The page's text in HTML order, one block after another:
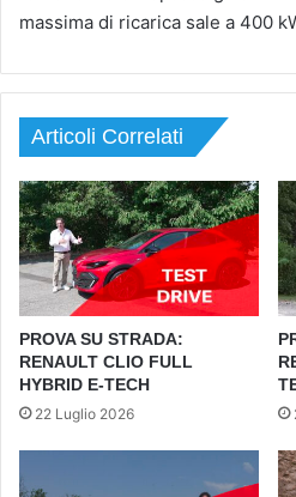
massima di ricarica sale a 400
Articoli Correlati
PROVA SU STRADA:
RENAULT CLIO FULL
HYBRID E-TECH
22 Luglio 2026